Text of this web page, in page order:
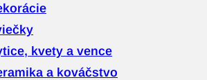
kvety a vence
a kováčstvo